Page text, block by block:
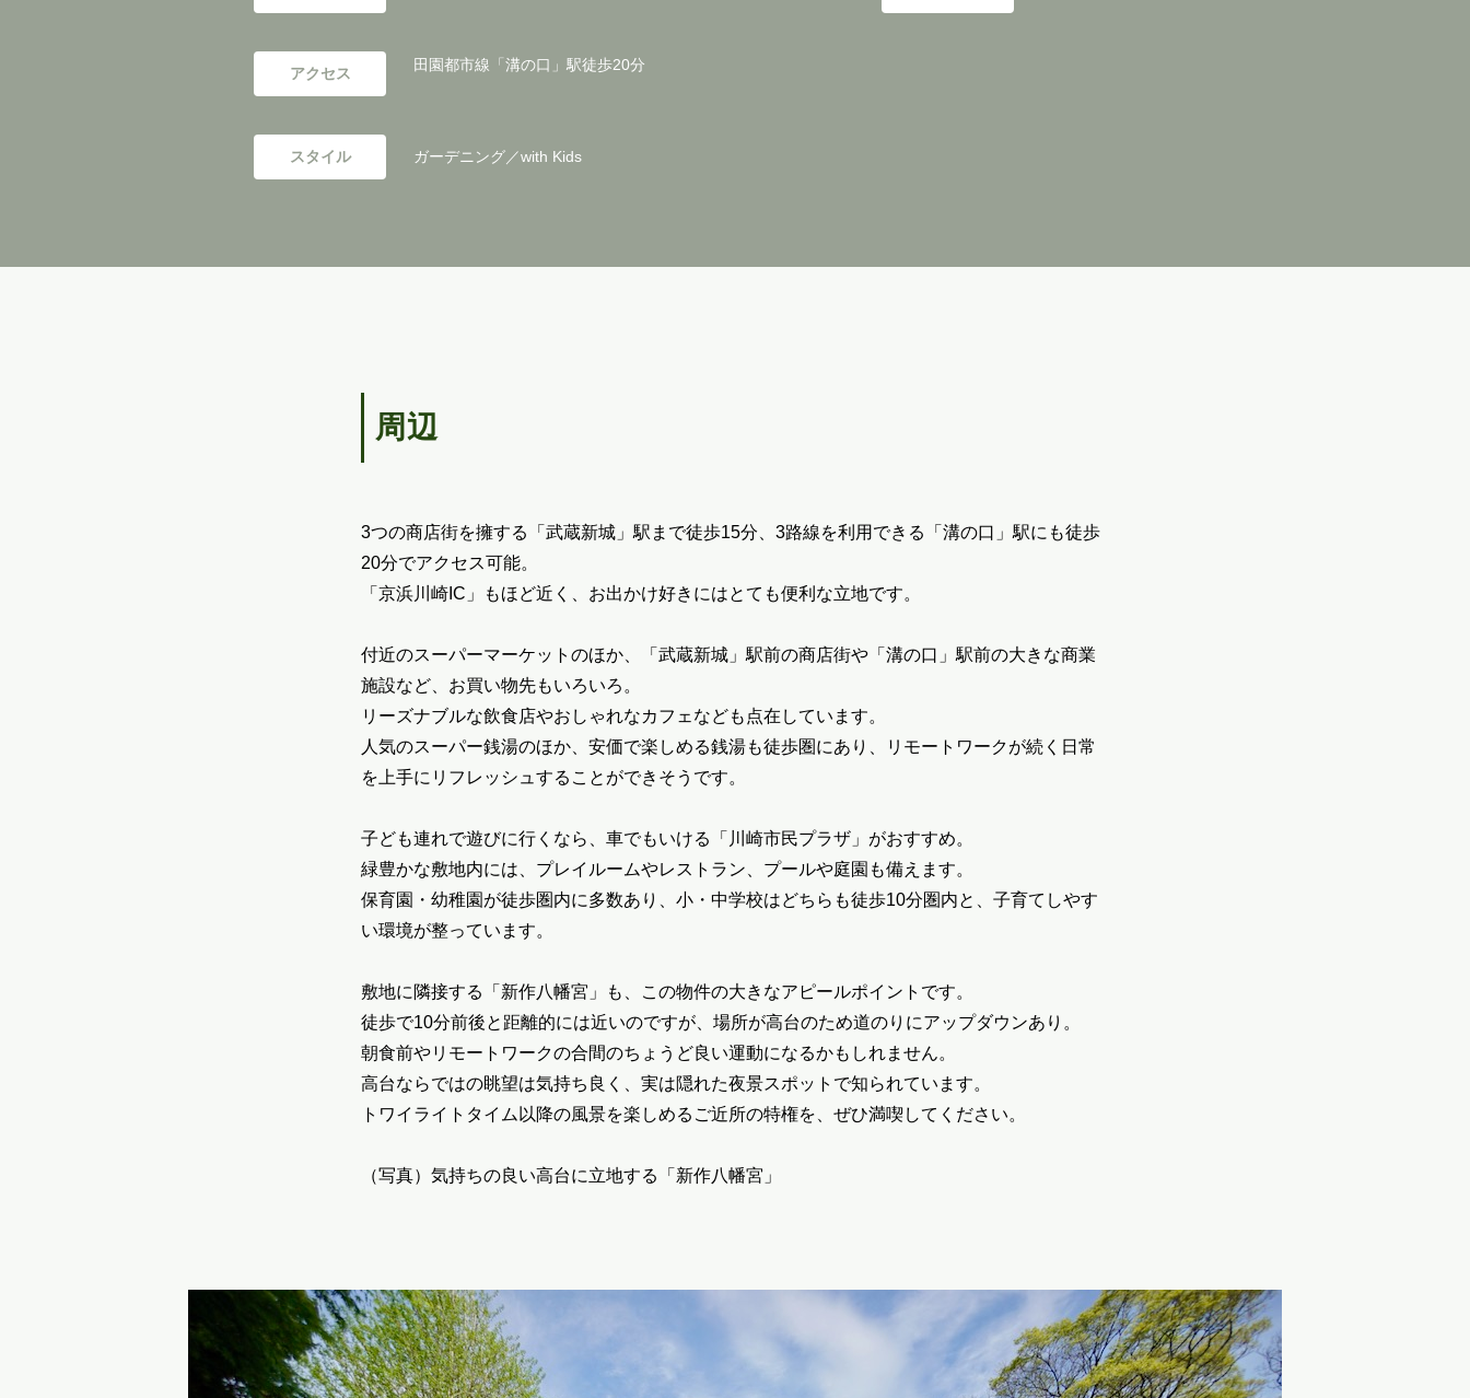
アクセス 田園都市線「溝の口」駅徒歩20分
スタイル ガーデニング／with Kids
周辺
3つの商店街を擁する「武蔵新城」駅まで徒歩15分、3路線を利用できる「溝の口」駅にも徒歩
20分でアクセス可能。
「京浜川崎IC」もほど近く、お出かけ好きにはとても便利な立地です。
付近のスーパーマーケットのほか、「武蔵新城」駅前の商店街や「溝の口」駅前の大きな商業
施設など、お買い物先もいろいろ。
リーズナブルな飲食店やおしゃれなカフェなども点在しています。
人気のスーパー銭湯のほか、安価で楽しめる銭湯も徒歩圏にあり、リモートワークが続く日常
を上手にリフレッシュすることができそうです。
子ども連れで遊びに行くなら、車でもいける「川崎市民プラザ」がおすすめ。
緑豊かな敷地内には、プレイルームやレストラン、プールや庭園も備えます。
保育園・幼稚園が徒歩圏内に多数あり、小・中学校はどちらも徒歩10分圏内と、子育てしやす
い環境が整っています。
敷地に隣接する「新作八幡宮」も、この物件の大きなアピールポイントです。
徒歩で10分前後と距離的には近いのですが、場所が高台のため道のりにアップダウンあり。
朝食前やリモートワークの合間のちょうど良い運動になるかもしれません。
高台ならではの眺望は気持ち良く、実は隠れた夜景スポットで知られています。
トワイライトタイム以降の風景を楽しめるご近所の特権を、ぜひ満喫してください。
（写真）気持ちの良い高台に立地する「新作八幡宮」